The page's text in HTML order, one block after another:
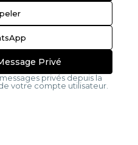
privés depuis la
votre compte utilisateur.